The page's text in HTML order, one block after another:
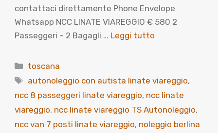
contattaci direttamente Phone Envelope
Whatsapp NCC LINATE VIAREGGIO € 580 2
Passeggeri – 2 Bagagli … Leggi tutto
Categorie
toscana
Tag
autonoleggio con autista linate viareggio,
ncc 8 passeggeri linate viareggio, ncc linate
viareggio, ncc linate viareggio TS Autonoleggio,
ncc van 7 posti linate viareggio, noleggio berlina